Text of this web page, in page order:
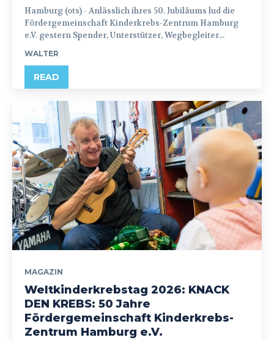
Hamburg (ots) - Anlässlich ihres 50. Jubiläums lud die
Fördergemeinschaft Kinderkrebs-Zentrum Hamburg
e.V. gestern Spender, Unterstützer, Wegbegleiter...
WALTER
READ
MAGAZIN
Weltkinderkrebstag 2026: KNACK
DEN KREBS: 50 Jahre
Fördergemeinschaft Kinderkrebs-
Zentrum Hamburg e.V.